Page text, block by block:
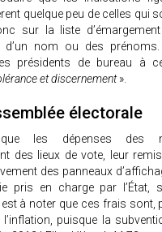
quelque peu de celles qui
sur la liste
d’un nom ou des
présidents de bureau à
et discernement».
électorale
que les dépenses des
des lieux de vote, leur
des panneaux
pris en charge par l’État,
à noter que ces frais sont,
puisque la